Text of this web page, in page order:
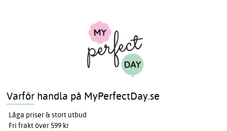
Varför handla på MyPerfectDay.se
Låga priser & stort utbud
Fri frakt över 599 kr